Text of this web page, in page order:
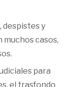
despistes y
casos,
para
el trasfondo